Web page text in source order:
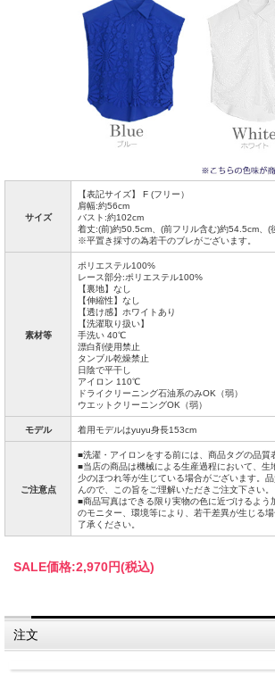
サイズ
【表記サイズ】 F (フリー）
肩幅:約56cm
バスト:約102cm
着丈:(前)約50.5cm、(前フリル含む)約54.5cm、(
※平置き採寸の為若干のブレがございます。
素材等
ポリエステル100%
レース部分:ポリエステル100%
【裏地】なし
【伸縮性】なし
【透け感】ホワイトあり
【洗濯取り扱い】
手洗い 40℃
漂白剤使用禁止
タンブル乾燥禁止
日陰で平干し
アイロン 110℃
ドライクリーニング石油系のみOK（弱）
ウエットクリーニングOK（弱）
モデル 着用モデルはyuyu身長153cm
ご注意点
■洗濯・アイロンをする前には、商品タグの品質
■当店の商品は機械による生産過程において、生
少のほつれ等が生じている場合がございます。
んので、この旨をご理解いただきご注文下さい。
■商品写真はできる限り実物の色に近づけるよう
のモニター、環境等により、若干差異が生じる
了承ください。
SALE価格:2,970円(税込)
注文